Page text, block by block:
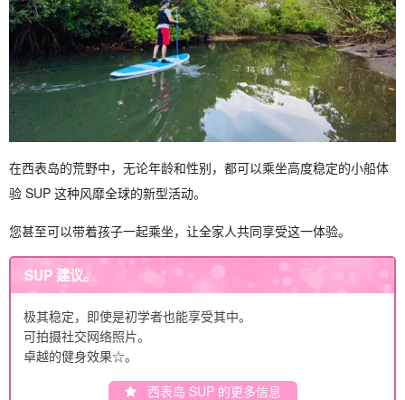
在西表岛的荒野中，无论年龄和性别，都可以乘坐高度稳定的小船体
验 SUP 这种风靡全球的新型活动。
您甚至可以带着孩子一起乘坐，让全家人共同享受这一体验。
SUP 建议。
极其稳定，即使是初学者也能享受其中。
可拍摄社交网络照片。
卓越的健身效果☆。
西表岛 SUP 的更多信息